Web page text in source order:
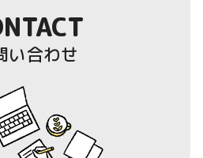
い合わせ